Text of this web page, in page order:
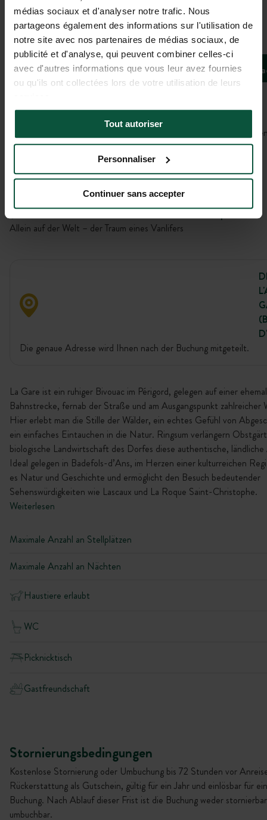
médias sociaux et d'analyser notre trafic. Nous
partageons également des informations sur l'utilisation de
notre site avec nos partenaires de médias sociaux, de
publicité et d'analyse, qui peuvent combiner celles-ci
avec d'autres informations que vous leur avez fournies
ou qu'ils ont collectées lors de votre utilisation de leurs
Tout autoriser
Personnaliser
Continuer sans accepter
Galerie
La gare
DE L'ANCIENNE GARE, Nouvelle-Aquitaine,
Frankreich
In der Nähe von Aktivitäten, unberührten oder historischen
Kein Netz hier – nur eine Verbindung zur Natur
Privatsphäre
Allein auf der Welt – der Traum eines Vanlifers
Die genaue Adresse wird Ihnen nach der Buchung mitgeteilt.
La Gare ist ein ruhiger Bivouac im Périgord, gelegen auf einer
Bahnstrecke, fernab der Straße und am Ausgangspunkt zahlreicher
Hier erlebt man die Stille der Wälder, ein echtes Gefühl von
ein einfaches Eintauchen in die Natur. Ringsum verlängern
biologische Landwirtschaft des Dorfes diese authentische,
Ideal gelegen in Badefols-d’Ans, im Herzen einer kulturreichen
es Natur und Geschichte und ermöglicht den Besuch bedeutender
Sehenswürdigkeiten wie Lascaux und La Roque Saint-Christophe.
Weiterlesen
Maximale Anzahl an Stellplätzen
Maximale Anzahl an Nächten
Haustiere erlaubt
WC
Picknicktisch
Gastfreundschaft
Stornierungsbedingungen
Kostenlose Stornierung oder Umbuchung bis 72 Stunden vor
Rückerstattung als Gutschein, gültig für ein Jahr und einlösbar für
Buchung. Nach Ablauf dieser Frist ist die Buchung weder
umbuchbar.